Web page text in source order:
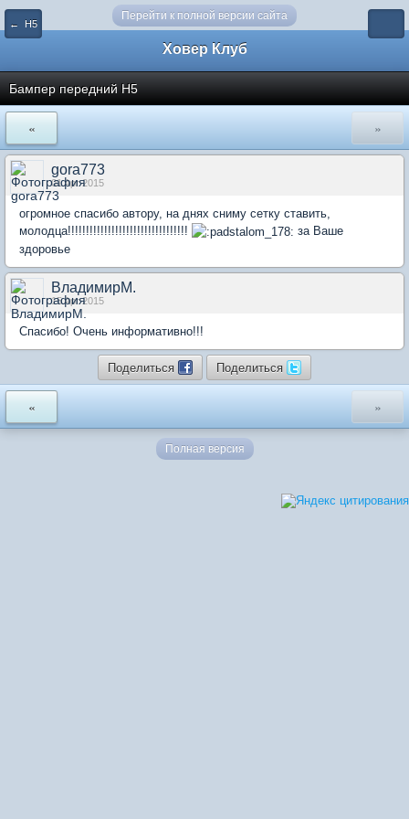
Перейти к полной версии сайта
← Н5
Ховер Клуб
Бампер передний Н5
« »
gora773
01 Apr 2015
огромное спасибо автору, на днях сниму сетку ставить,
молодца!!!!!!!!!!!!!!!!!!!!!!!!!!!!!!!!!
за Ваше
здоровье
ВладимирМ.
15 Apr 2015
Спасибо! Очень информативно!!!
Поделиться Поделиться
« »
Полная версия